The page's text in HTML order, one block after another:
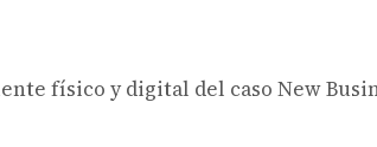
físico y digital del caso New